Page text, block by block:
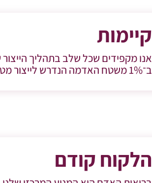
קיימות
אנו מקפידים שכל שלב בתהליך
ב־1% משטח האדמה הנדרש לייצור מטבוליטים בשיטות מסורתיות. אנו NON GMO וללא הדברה.
הלקוח קודם